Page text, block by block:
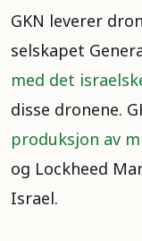
GKN leverer
selskapet
med det
disse dronene.
produksjon av
og Lockheed
Israel.